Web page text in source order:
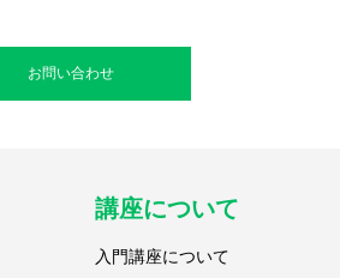
お問い合わせ
講座について
入門講座について